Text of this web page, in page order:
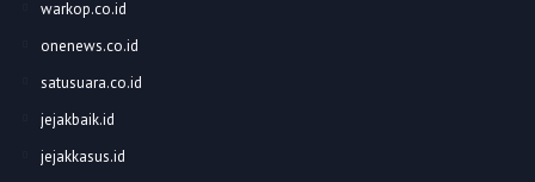
warkop.co.id
onenews.co.id
satusuara.co.id
jejakbaik.id
jejakkasus.id